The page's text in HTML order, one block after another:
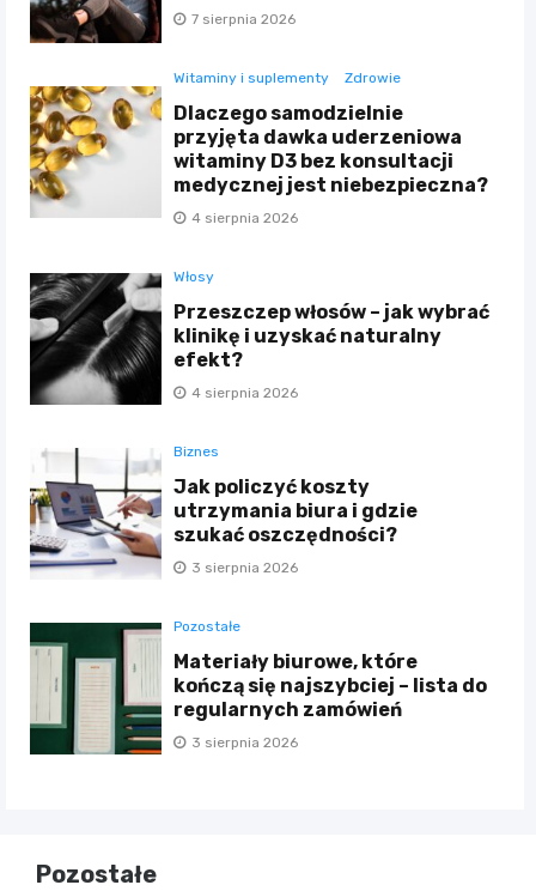
7 sierpnia 2026
Witaminy i suplementy Zdrowie
Dlaczego samodzielnie
przyjęta dawka uderzeniowa
witaminy D3 bez konsultacji
medycznej jest niebezpieczna?
4 sierpnia 2026
Włosy
Przeszczep włosów – jak wybrać
klinikę i uzyskać naturalny
efekt?
4 sierpnia 2026
Biznes
Jak policzyć koszty
utrzymania biura i gdzie
szukać oszczędności?
3 sierpnia 2026
Pozostałe
Materiały biurowe, które
kończą się najszybciej – lista do
regularnych zamówień
3 sierpnia 2026
Pozostałe